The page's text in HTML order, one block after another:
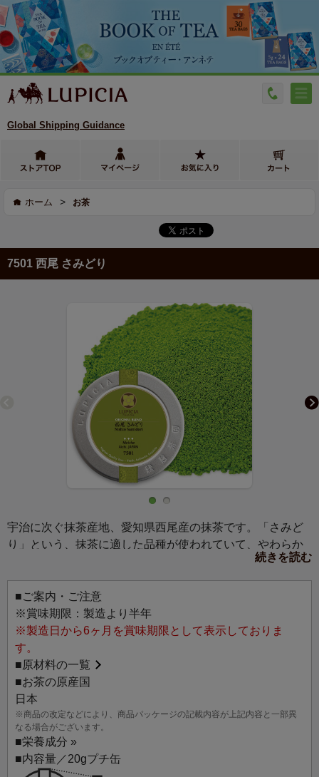
Global Shipping Guidance
ホーム > お茶
7501 西尾 さみどり
宇治に次ぐ抹茶産地、愛知県西尾産の抹茶です。「さみど
り」という、抹茶に適した品種が使われていて、やわらか
くマイルドな味わいは、どなたにもおすすめです。
（産地）
愛知県西尾市
全国生産量の約20％を占め、全国2位の生産量を誇る愛知県
の抹茶のほとんどを西尾市で生産しています。
西尾市北西部の矢作川（やはぎがわ）流域のお茶の栽培に
適した水はけの良い土壌に茶園が広がっており、押しなべ
て生産者の栽培技術レベルが高いのが特徴です。
（特徴）
外観は鮮やかな緑色で、甘みはしっかりしていますが、飲
み口はやわらかく、非常に繊細です。飲みやすいのでどん
続きを読む
■ご案内・ご注意
※賞味期限：製造より半年
※製造日から6ヶ月を賞味期限として表示しておりま
す。
■原材料の一覧
■お茶の原産国
日本
※商品の改定などにより、商品パッケージの記載内容が上記内容と一部異
なる場合がございます。
■栄養成分 »
■内容量／20gプチ缶